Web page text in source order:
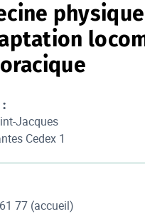
Jacques
Cedex 1
77 (accueil)